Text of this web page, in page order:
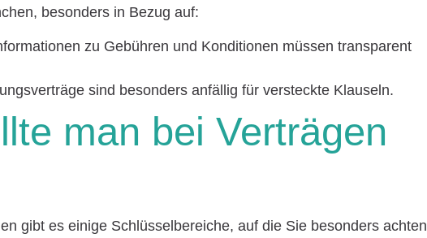
besonders in Bezug auf:
zu Gebühren und Konditionen müssen transparent
sind besonders anfällig für versteckte Klauseln.
man bei Verträgen
gibt es einige Schlüsselbereiche, auf die Sie besonders achten